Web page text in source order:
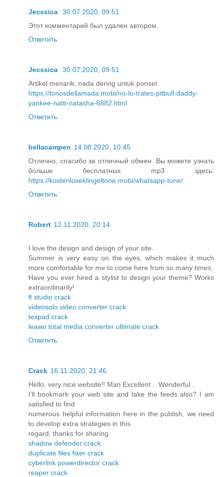
Jecssica
30.07.2020, 09:51
Этот комментарий был удален автором.
Ответить
Jecssica
30.07.2020, 09:51
Artikel menarik, nada dering untuk ponsel
https://tonosdellamada.mobi/no-lo-trates-pitbull-daddy-
yankee-natti-natasha-6882.html
Ответить
bellacampen 14.08.2020, 10:45
Отлично, спасибо за отличный обмен. Вы можете узнать
больше бесплатных mp3 здесь:
https://kostenloseklingeltone.mobi/whatsapp-tone/
Ответить
Robert 12.11.2020, 20:14
I love the design and design of your site.
Summer is very easy on the eyes, which makes it much
more comfortable for me to come here from so many times.
Have you ever hired a stylist to design your theme? Works
extraordinarily!
fl studio crack
videosolo video converter crack
texpad crack
leawo total media converter ultimate crack
Ответить
Crack 16.11.2020, 21:46
Hello, very nice website!! Man Excellent .. Wonderful ..
I’ll bookmark your web site and take the feeds also? I am
satisfied to find
numerous helpful information here in the publish, we need
to develop extra strategies in this
regard, thanks for sharing.
shadow defender crack
duplicate files fixer crack
cyberlink powerdirector crack
reaper crack